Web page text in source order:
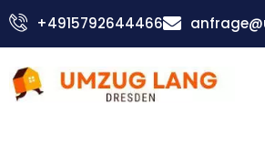
Zum
Inhalt
+4915792644466